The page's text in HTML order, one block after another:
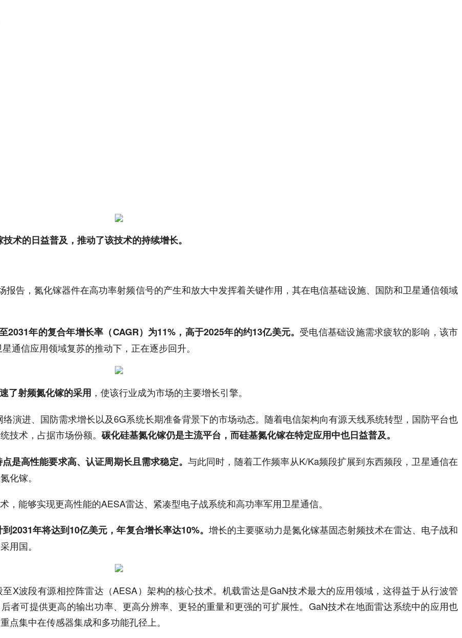
术的日益普及，推动了该技术的持续增长。
告，氮化镓器件在高功率射频信号的产生和放大中发挥着关键作用，其在电信基础设施、国防和卫星通信领域
年的复合年增长率（CAGR）为11%，高于2025年的约13亿美元。 受电信基础设施需求疲软的影响，该市
通信应用领域复苏的推动下，正在逐步回升。
了射频氮化镓的采用 ，使该行业成为市场的主要增长引擎。
演进、国防需求增长以及6G系统长期准备背景下的市场动态。随着电信架构向有源天线系统转型，国防平台也
技术，占据市场份额。 碳化硅基氮化镓仍是主流平台，而硅基氮化镓在特定应用中也日益普及。
是高性能要求高、认证周期长且需求稳定。 与此同时，随着工作频率从K/Ka频段扩展到东西频段，卫星通信在
化镓。
能够实现更高性能的AESA雷达、紧凑型电子战系统和高功率军用卫星通信。
2031年将达到10亿美元，年复合增长率达10%。增长的主要驱动力是氮化镓基固态射频技术在雷达、电子战和
用国。
X波段有源相控阵雷达（AESA）架构的核心技术。机载雷达是GaN技术最大的应用领域，这得益于从行波管
者可提供更高的输出功率、更高分辨率、更轻的重量和更强的可扩展性。GaN技术在地面雷达系统中的应用也
点集中在传感器集成和多功能孔径上。